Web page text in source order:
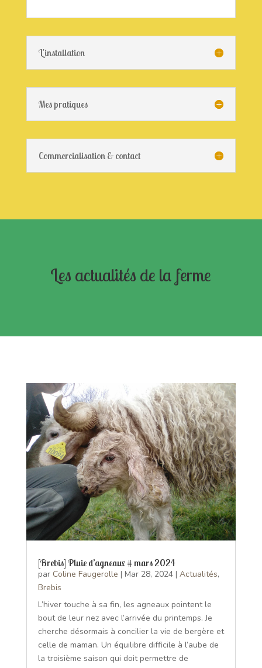
L'installation
Mes pratiques
Commercialisation & contact
Les actualités de la ferme
[Brebis] Pluie d’agneaux # mars 2024
par Coline Faugerolle | Mar 28, 2024| Actualités,
Brebis
L’hiver touche à sa fin, les agneaux pointent le
bout de leur nez avec l’arrivée du printemps. Je
cherche désormais à concilier la vie de bergère et
celle de maman. Un équilibre difficile à l’aube de
la troisième saison qui doit permettre de